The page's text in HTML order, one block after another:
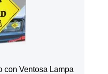
con Ventosa Lampa